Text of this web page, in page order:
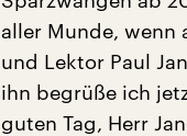
aller Munde, wenn
und Lektor Paul
ihn begrüße ich
guten Tag, Herr